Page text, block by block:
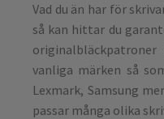
Vad du än har för
så kan hittar du
vanliga märken så
Lexmark, Samsung
passar många olika